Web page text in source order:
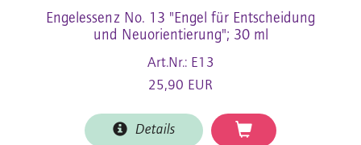
Engelessenz No. 13 "Engel für Entscheidung
und Neuorientierung"; 30 ml
Art.Nr.: E13
25,90 EUR
Details